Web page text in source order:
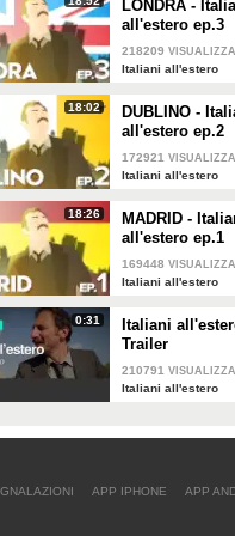
LONDRA -
all'estero ep.3
218209
Italiani all'estero
18:02
DUBLINO -
all'estero ep.2
172921
Italiani all'estero
18:26
MADRID -
all'estero ep.1
169448
Italiani all'estero
0:31
Italiani
Trailer
210791
Italiani all'estero
APP IPHONE APP